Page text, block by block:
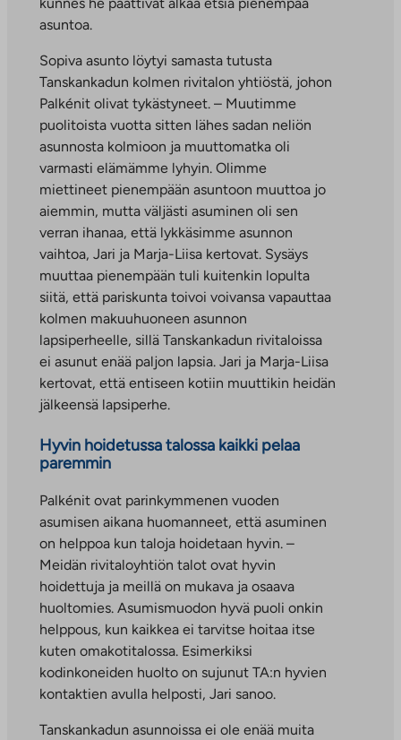
asuntoa.
Sopiva asunto löytyi samasta tutusta
Tanskankadun kolmen rivitalon yhtiöstä, johon
Palkénit olivat tykästyneet. – Muutimme
puolitoista vuotta sitten lähes sadan neliön
asunnosta kolmioon ja muuttomatka oli
varmasti elämämme lyhyin. Olimme
miettineet pienempään asuntoon muuttoa jo
aiemmin, mutta väljästi asuminen oli sen
verran ihanaa, että lykkäsimme asunnon
vaihtoa, Jari ja Marja-Liisa kertovat. Sysäys
muuttaa pienempään tuli kuitenkin lopulta
siitä, että pariskunta toivoi voivansa vapauttaa
kolmen makuuhuoneen asunnon
lapsiperheelle, sillä Tanskankadun rivitaloissa
ei asunut enää paljon lapsia. Jari ja Marja-Liisa
kertovat, että entiseen kotiin muuttikin heidän
jälkeensä lapsiperhe.
Hyvin hoidetussa talossa kaikki pelaa
paremmin
Palkénit ovat parinkymmenen vuoden
asumisen aikana huomanneet, että asuminen
on helppoa kun taloja hoidetaan hyvin. –
Meidän rivitaloyhtiön talot ovat hyvin
hoidettuja ja meillä on mukava ja osaava
huoltomies. Asumismuodon hyvä puoli onkin
helppous, kun kaikkea ei tarvitse hoitaa itse
kuten omakotitalossa. Esimerkiksi
kodinkoneiden huolto on sujunut TA:n hyvien
kontaktien avulla helposti, Jari sanoo.
Tanskankadun asunnoissa ei ole enää muita